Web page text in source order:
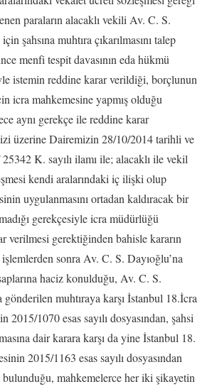
paraların alacaklı vekili Av. C. S.
şahsına muhtıra çıkarılmasını talep
menfi tespit davasının eda hükmü
istemin reddine karar verildiği, borçlunun
icra mahkemesine yapmış olduğu
aynı gerekçe ile reddine karar
üzerine Dairemizin 28/10/2014 tarihli ve
K. sayılı ilamı ile; alacaklı ile vekil
kendi aralarındaki iç ilişki olup
uygulanmasını ortadan kaldıracak bir
gerekçesiyle icra müdürlüğü
verilmesi gerektiğinden bahisle kararın
sonra Av. C. S. Dayıoğlu’na
haciz konulduğu, Av. C. S.
gönderilen muhtıraya karşı İstanbul 18.İcra
2015/1070 esas sayılı dosyasından, şahsi
dair karara karşı da yine İstanbul 18.
2015/1163 esas sayılı dosyasından
mahkemelerce her iki şikayetin